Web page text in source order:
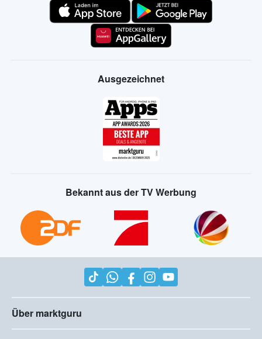
Ausgezeichnet
Bekannt aus der TV Werbung
Über marktguru